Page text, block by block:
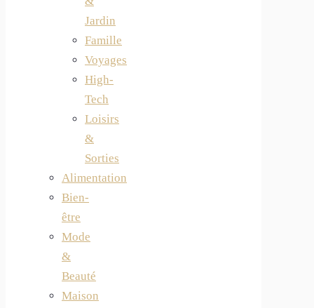
Jardin
Famille
Voyages
High-
Tech
Loisirs
&
Sorties
Alimentation
Bien-
être
Mode
&
Beauté
Maison